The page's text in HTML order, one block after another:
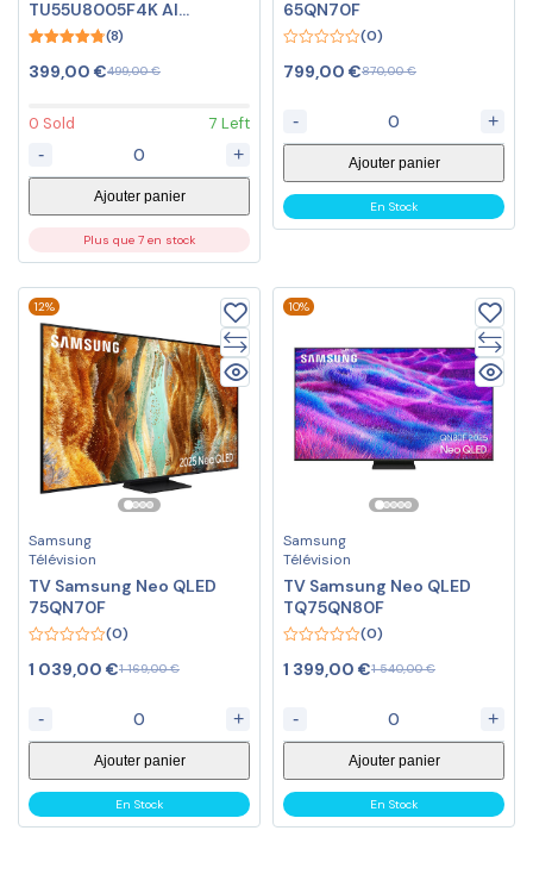
TU55U8005F4K AI
SmartTV 2025
out of 5
(8)
499,00€
399,00 €
0 Sold
7 Left
-
+
Ajouter panier
Plus que 7 en stock
65QN70F
out
(0)
870,00€
799,00 €
- +
Ajouter panier
En Stock
12%
Samsung
Télévision
TV Samsung Neo QLED
75QN70F
out
(0)
1 169,00€
1 039,00 €
- +
Ajouter panier
En Stock
10%
Samsung
Télévision
TV Samsung Neo QLED
TQ75QN80F
out
(0)
1 540,00€
1 399,00 €
- +
Ajouter panier
En Stock